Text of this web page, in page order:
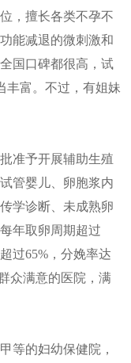
，擅长各类不孕不
能减退的微刺激和
国口碑都很高，试
丰富。不过，有姐妹
准予开展辅助生殖
管婴儿、卵胞浆内
学诊断、未成熟卵
年取卵周期超过
过65%，分娩率达
众满意的医院，满
等的妇幼保健院，